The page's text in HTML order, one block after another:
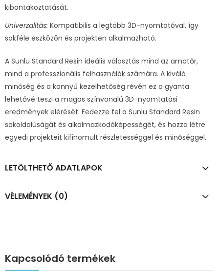
kibontakoztatását.
Univerzalitás: Kompatibilis a legtöbb 3D-nyomtatóval, így
sokféle eszközön és projekten alkalmazható.
A Sunlu Standard Resin ideális választás mind az amatőr,
mind a professzionális felhasználók számára. A kiváló
minőség és a könnyű kezelhetőség révén ez a gyanta
lehetővé teszi a magas színvonalú 3D-nyomtatási
eredmények elérését. Fedezze fel a Sunlu Standard Resin
sokoldalúságát és alkalmazkodóképességét, és hozza létre
egyedi projekteit kifinomult részletességgel és minőséggel.
LETÖLTHETŐ ADATLAPOK
VÉLEMÉNYEK (0)
Kapcsolódó termékek